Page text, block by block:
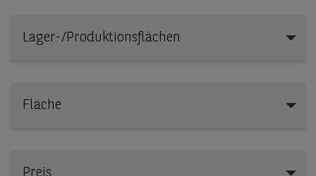
Lager-/Produktionsflächen
Fläche
Preis